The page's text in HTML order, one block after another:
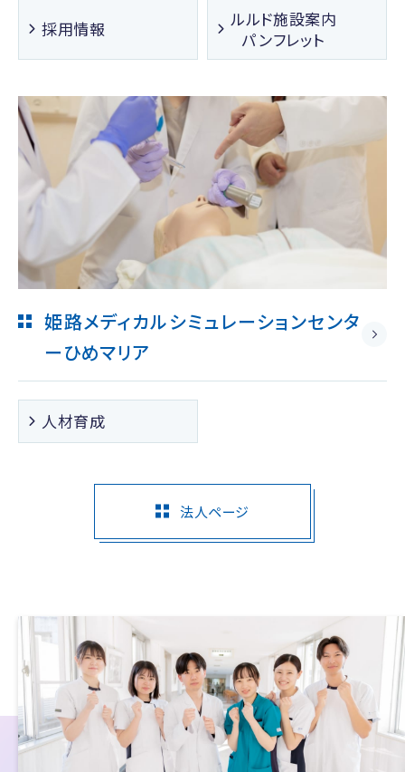
採用情報
ルルド施設案内
パンフレット
姫路メディカルシミュレーションセンタ
ーひめマリア
人材育成
法人ページ